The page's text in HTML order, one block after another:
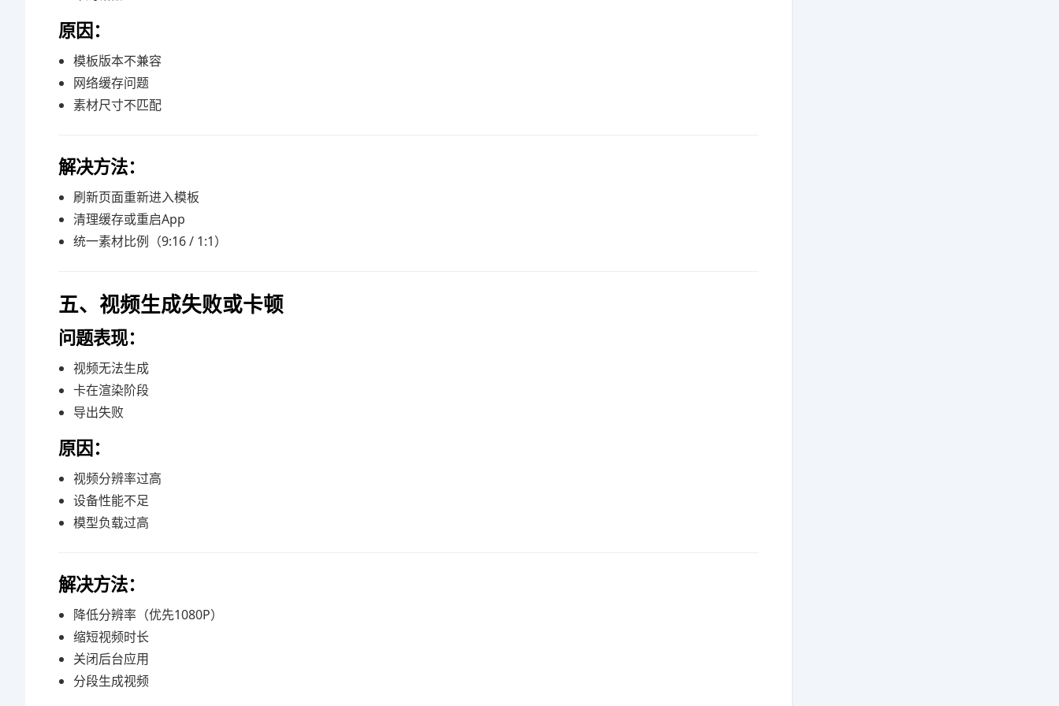
原因：
模板版本不兼容
网络缓存问题
素材尺寸不匹配
解决方法：
刷新页面重新进入模板
清理缓存或重启App
统一素材比例（9:16 / 1:1）
五、视频生成失败或卡顿
问题表现：
视频无法生成
卡在渲染阶段
导出失败
原因：
视频分辨率过高
设备性能不足
模型负载过高
解决方法：
降低分辨率（优先1080P）
缩短视频时长
关闭后台应用
分段生成视频